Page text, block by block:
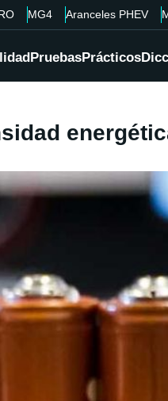
MG4 Aranceles PHEV
PruebasPrácticos